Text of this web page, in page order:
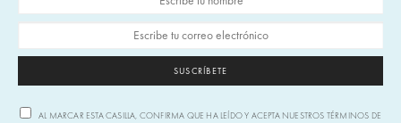
SUSCRÍBETE
AL MARCAR ESTA CASILLA, CONFIRMA QUE HA LEÍDO Y ACEPTA NUESTROS TÉRMINOS DE